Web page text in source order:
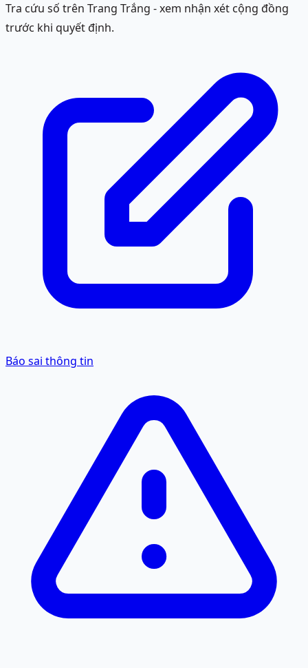
Tra cứu số trên Trang Trắng - xem nhận xét cộng đồng
trước khi quyết định.
Báo sai thông tin